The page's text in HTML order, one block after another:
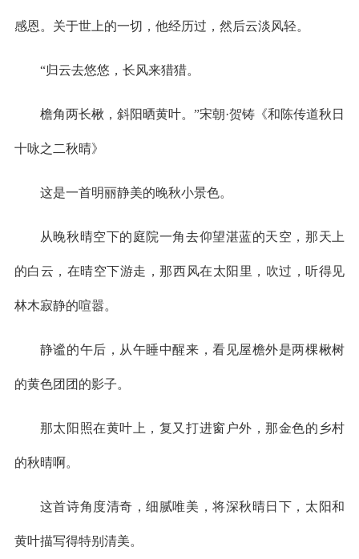
感恩。关于世上的一切，他经历过，然后云淡风轻。
“归云去悠悠，长风来猎猎。
檐角两长楸，斜阳晒黄叶。”宋朝·贺铸《和陈传道秋日
十咏之二秋晴》
这是一首明丽静美的晚秋小景色。
从晚秋晴空下的庭院一角去仰望湛蓝的天空，那天上
的白云，在晴空下游走，那西风在太阳里，吹过，听得见
林木寂静的喧嚣。
静谧的午后，从午睡中醒来，看见屋檐外是两棵楸树
的黄色团团的影子。
那太阳照在黄叶上，复又打进窗户外，那金色的乡村
的秋晴啊。
这首诗角度清奇，细腻唯美，将深秋晴日下，太阳和
黄叶描写得特别清美。